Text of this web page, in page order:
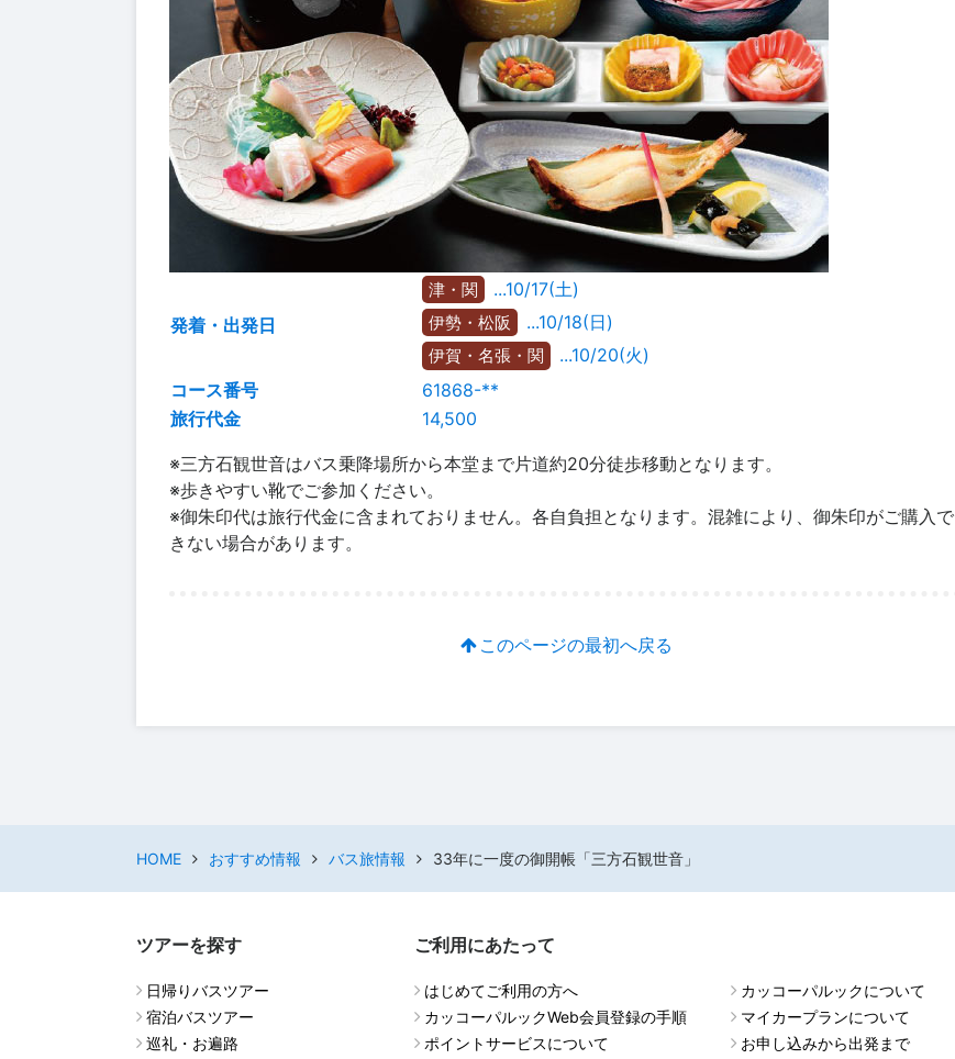
発着・出発日
津・関 ...10/17(土)
伊勢・松阪 ...10/18(日)
伊賀・名張・関
...10/20(火)
コース番号
61868-**
旅行代金
14,500
※三方石観世音はバス乗降場所から本堂まで片道約20分徒歩移動となります。
※歩きやすい靴でご参加ください。
※御朱印代は旅行代金に含まれておりません。各自負担となります。混雑により、御朱印がご購入で
きない場合があります。
このページの最初へ戻る
HOME おすすめ情報 バス旅情報 33年に一度の御開帳「三方石観世音」
ツアーを探す
日帰りバスツアー
宿泊バスツアー
巡礼・お遍路
ご利用にあたって
はじめてご利用の方へ
カッコーパルックWeb会員登録の手順
ポイントサービスについて
カッコーパルックについて
マイカープランについて
お申し込みから出発まで